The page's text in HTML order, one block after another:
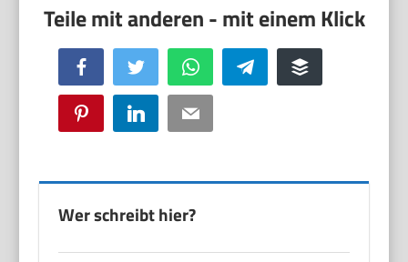
Facebook Twitter WhatsApp Telegram Buffer
Pinterest LinkedIn Email
Wer schreibt hier?